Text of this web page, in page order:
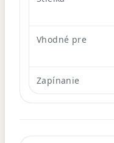
Vhodné pre
Zapínanie